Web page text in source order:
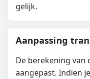
gelijk.
Aanpassing
De berekening
aangepast. Indien